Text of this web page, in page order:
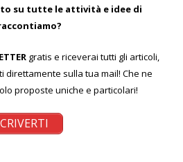
su tutte le attività e idee di
gratis e riceverai tutti gli articoli,
direttamente sulla tua mail! Che ne
proposte uniche e particolari!